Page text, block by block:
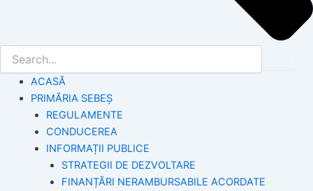
ACASĂ
PRIMĂRIA SEBEȘ
REGULAMENTE
CONDUCEREA
INFORMAȚII PUBLICE
STRATEGII DE DEZVOLTARE
FINANȚĂRI NERAMBURSABILE ACORDATE